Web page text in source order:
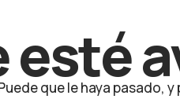
esté
que le haya pasado,